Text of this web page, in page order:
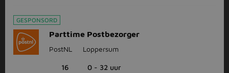
GESPONSORD
Parttime Postbezorger
PostNL Loppersum
16 0 - 32 uur